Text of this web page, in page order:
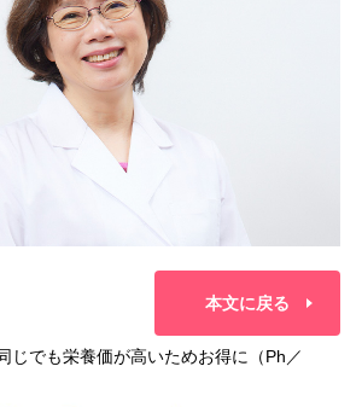
本文に戻る
じでも栄養価が高いためお得に（Ph／